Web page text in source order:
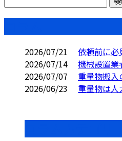
2026/07/21
依頼前に
2026/07/14
機械設置
2026/07/07
重量物搬
2026/06/23
重量物は